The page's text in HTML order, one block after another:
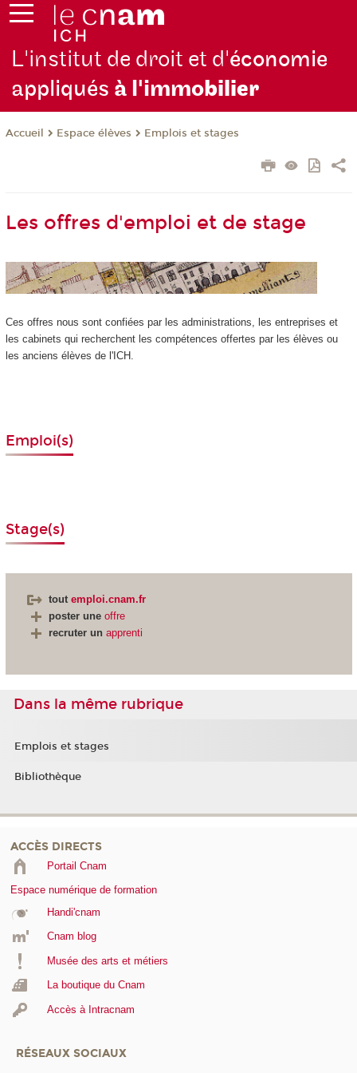
L'institut de droit et d'économie
appliqués à l'immobilier
Accueil Espace élèves Emplois et stages
Les offres d'emploi et de stage
Ces offres nous sont confiées par les administrations, les entreprises et
les cabinets qui recherchent les compétences offertes par les élèves ou
les anciens élèves de l'ICH.
Emploi(s)
Stage(s)
tout emploi.cnam.fr
poster une offre
recruter un apprenti
Dans la même rubrique
Emplois et stages
Bibliothèque
ACCÈS DIRECTS
Portail Cnam
Espace numérique de formation
Handi'cnam
Cnam blog
Musée des arts et métiers
La boutique du Cnam
Accès à Intracnam
RÉSEAUX SOCIAUX